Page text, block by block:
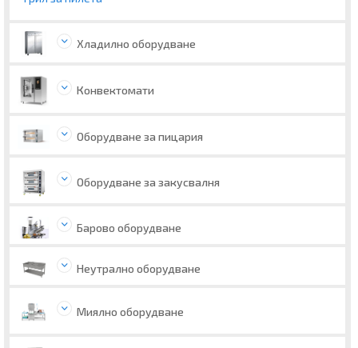
Хладилно оборудване
Конвектомати
Оборудване за пицария
Оборудване за закусвалня
Барово оборудване
Неутрално оборудване
Миялно оборудване